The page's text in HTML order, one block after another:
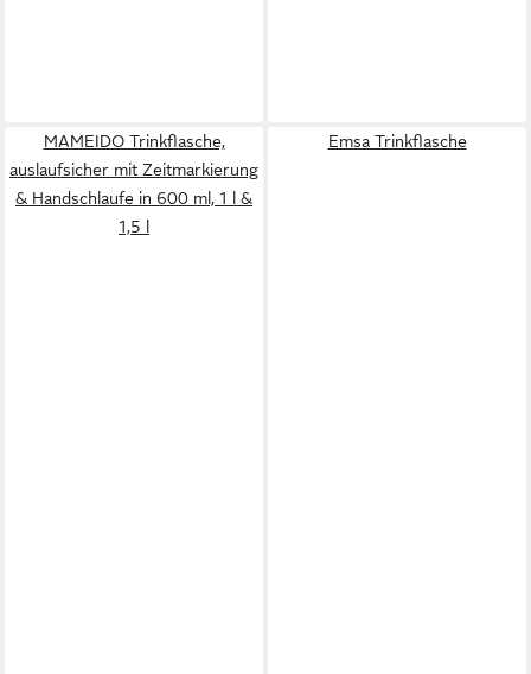
MAMEIDO Trinkflasche,
auslaufsicher mit Zeitmarkierung
& Handschlaufe in 600 ml, 1 l &
1,5 l
Emsa Trinkflasche